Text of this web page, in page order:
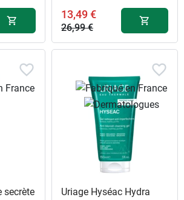
12,98 €
13,49 €
26,99 €
secrète Uriage Hyséac Hydra